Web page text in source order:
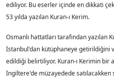
ediliyor. Bu eserler içinde en dikkati
53 yılda yazılan Kuran-ı Kerim.
Osmanlı hattatları tarafından yazılan
İstanbul'dan kütüphaneye getirildiğini
edildiği belirtiliyor. Kuran-ı Kerimin bir
İngiltere'de müzayedede